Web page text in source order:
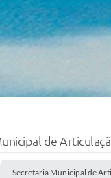
de
Secretaria Municipal de